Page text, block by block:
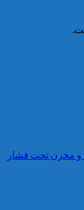
و مخزن تحت فشار